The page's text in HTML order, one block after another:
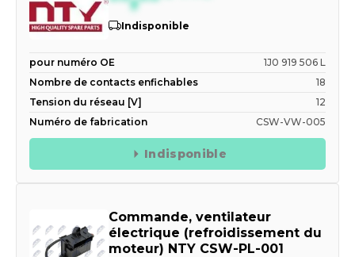
Indisponible
pour numéro OE
1J0 919 506 L
Nombre de contacts enfichables
18
Tension du réseau [V]
12
Numéro de fabrication
CSW-VW-005
Indisponible
Commande, ventilateur
électrique (refroidissement du
moteur) NTY CSW-PL-001